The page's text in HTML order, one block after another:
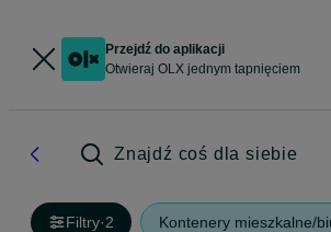
Przejdź do aplikacji
Otwieraj OLX jednym tapnięciem
Znajdź coś dla siebie
Filtry·2 Kontenery mieszkalne/